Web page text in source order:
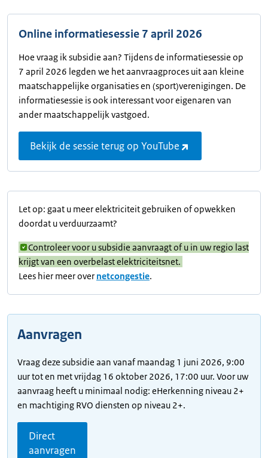
Online informatiesessie 7 april 2026
Hoe vraag ik subsidie aan? Tijdens de informatiesessie op
7 april 2026 legden we het aanvraagproces uit aan kleine
maatschappelijke organisaties en (sport)verenigingen. De
informatiesessie is ook interessant voor eigenaren van
ander maatschappelijk vastgoed.
Bekijk de sessie terug op YouTube
Let op: gaat u meer elektriciteit gebruiken of opwekken
doordat u verduurzaamt?
Controleer voor u subsidie aanvraagt of u in uw regio last
krijgt van een overbelast elektriciteitsnet.
Lees hier meer over netcongestie.
Aanvragen
Vraag deze subsidie aan vanaf maandag 1 juni 2026, 9:00
uur tot en met vrijdag 16 oktober 2026, 17:00 uur. Voor uw
aanvraag heeft u minimaal nodig: eHerkenning niveau 2+
en machtiging RVO diensten op niveau 2+.
Direct
aanvragen